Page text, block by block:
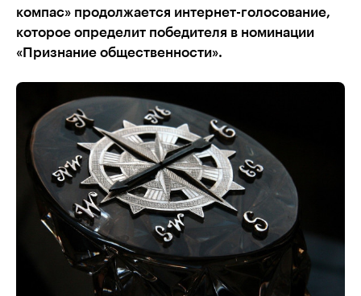
компас» продолжается интернет-голосование,
которое определит победителя в номинации
«Признание общественности».